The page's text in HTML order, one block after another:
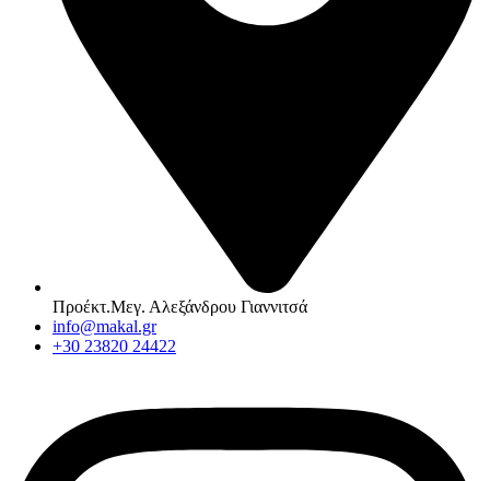
Προέκτ.Μεγ. Αλεξάνδρου Γιαννιτσά
info@makal.gr
+30 23820 24422